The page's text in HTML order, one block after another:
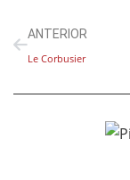
ANTERIOR
Le Corbusier